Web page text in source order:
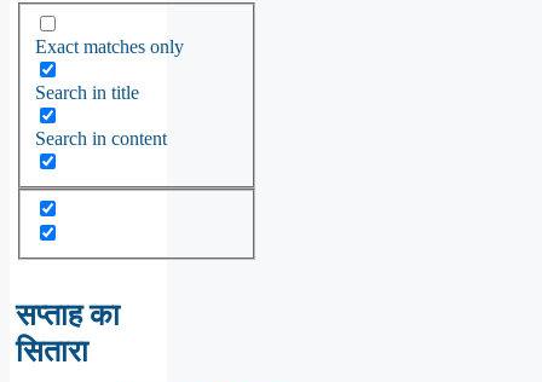
Exact matches only
Search in title
Search in content
सप्ताह का
सितारा